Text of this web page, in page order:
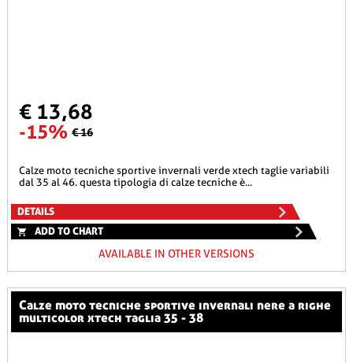
€ 13,68
-15% € 16
calze moto tecniche sportive invernali verde xtech taglie variabili
dal 35 al 46. questa tipologia di calze tecniche è...
DETAILS
ADD TO CHART
AVAILABLE IN OTHER VERSIONS
calze moto tecniche sportive invernali nere a righe
multicolor xtech taglia 35 - 38